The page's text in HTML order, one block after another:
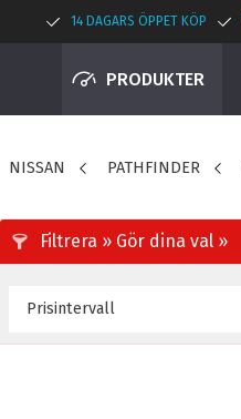
14 DAGARS ÖPPET KÖP
PRODUKTER
NISSAN PATHFINDER
Prisintervall